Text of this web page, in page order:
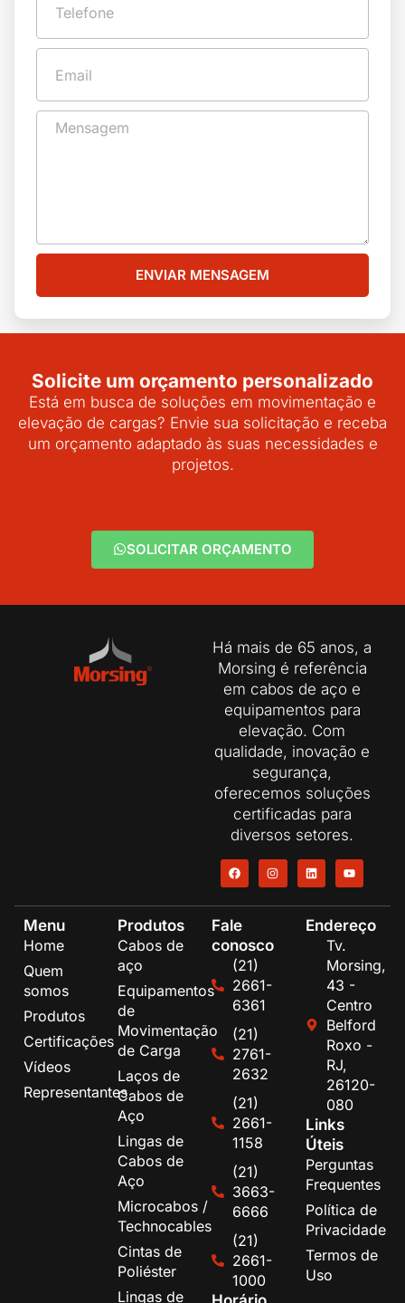
ENVIAR MENSAGEM
Solicite um orçamento personalizado
Está em busca de soluções em movimentação e
elevação de cargas? Envie sua solicitação e receba
um orçamento adaptado às suas necessidades e
projetos.
SOLICITAR ORÇAMENTO
Há mais de 65 anos, a
Morsing é referência
em cabos de aço e
equipamentos para
elevação. Com
qualidade, inovação e
segurança,
oferecemos soluções
certificadas para
diversos setores.
Menu
Home
Quem
somos
Produtos
Certificações
Vídeos
Representantes
Produtos
Cabos de
aço
Equipamentos
de
Movimentação
de Carga
Laços de
Cabos de
Aço
Lingas de
Cabos de
Aço
Microcabos /
Technocables
Cintas de
Poliéster
Lingas de
Fale
conosco
(21)
2661-
6361
(21)
2761-
2632
(21)
2661-
1158
(21)
3663-
6666
(21)
2661-
1000
Endereço
Tv.
Morsing,
43 -
Centro
Belford
Roxo -
RJ,
26120-
080
Links
Úteis
Perguntas
Frequentes
Política de
Privacidade
Termos de
Uso